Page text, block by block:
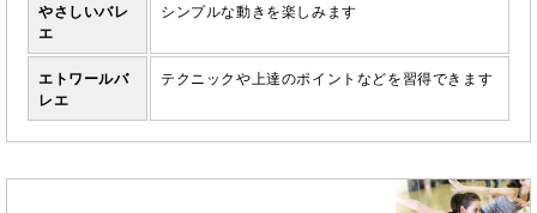
やさしいバレ
エ
シンプルな動きを楽しみます
エトワールバ
レエ
テクニックや上達のポイントなどを習得できます